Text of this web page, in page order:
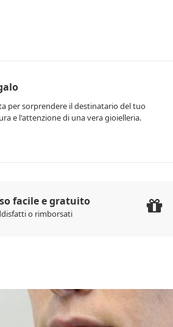
per sorprendere il destinatario del tuo
e l'attenzione di una vera gioielleria.
facile e gratuito
o rimborsati